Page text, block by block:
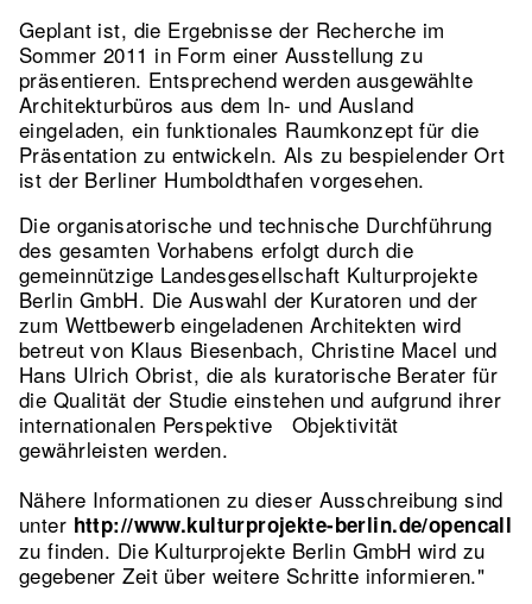
Geplant ist, die Ergebnisse der Recherche im
Sommer 2011 in Form einer Ausstellung zu
präsentieren. Entsprechend werden ausgewählte
Architekturbüros aus dem In- und Ausland
eingeladen, ein funktionales Raumkonzept für die
Präsentation zu entwickeln. Als zu bespielender Ort
ist der Berliner Humboldthafen vorgesehen.
Die organisatorische und technische Durchführung
des gesamten Vorhabens erfolgt durch die
gemeinnützige Landesgesellschaft Kulturprojekte
Berlin GmbH. Die Auswahl der Kuratoren und der
zum Wettbewerb eingeladenen Architekten wird
betreut von Klaus Biesenbach, Christine Macel und
Hans Ulrich Obrist, die als kuratorische Berater für
die Qualität der Studie einstehen und aufgrund ihrer
internationalen Perspektive Objektivität
gewährleisten werden.
Nähere Informationen zu dieser Ausschreibung sind
unter http://www.kulturprojekte-berlin.de/opencall
zu finden. Die Kulturprojekte Berlin GmbH wird zu
gegebener Zeit über weitere Schritte informieren."